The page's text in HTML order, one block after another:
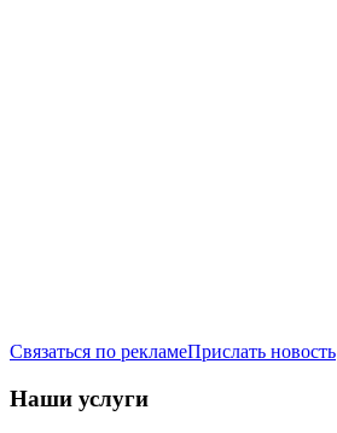
Связаться по рекламеПрислать новость
Наши услуги